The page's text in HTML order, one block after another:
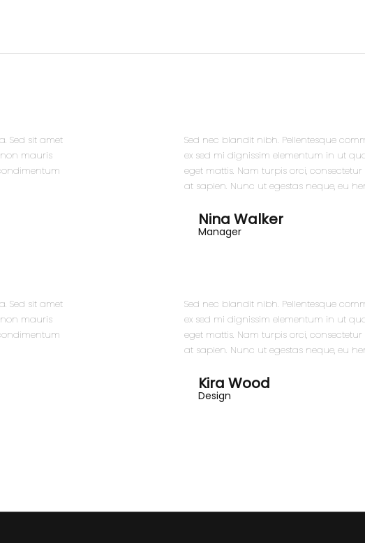
Sed sit amet
mauris
Sed nec blandit nibh. Pellentesque
ex sed mi dignissim elementum in ut
eget mattis. Nam turpis orci,
at sapien. Nunc ut egestas neque, eu
Nina Walker
Manager
Sed sit amet
mauris
Sed nec blandit nibh. Pellentesque
ex sed mi dignissim elementum in ut
eget mattis. Nam turpis orci,
at sapien. Nunc ut egestas neque, eu
Kira Wood
Design